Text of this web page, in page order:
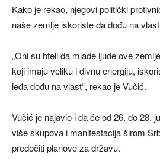
Kako je rekao, njegovi politički
naše zemlje iskoriste da dođu na
„Oni su hteli da mlade ljude ove
koji imaju veliku i divnu energiju,
leđa dođu na vlast“, rekao je Vučić.
Vučić je najavio i da će od 26. do 28.
više skupova i manifestacija širom
predočiti planove za državu.